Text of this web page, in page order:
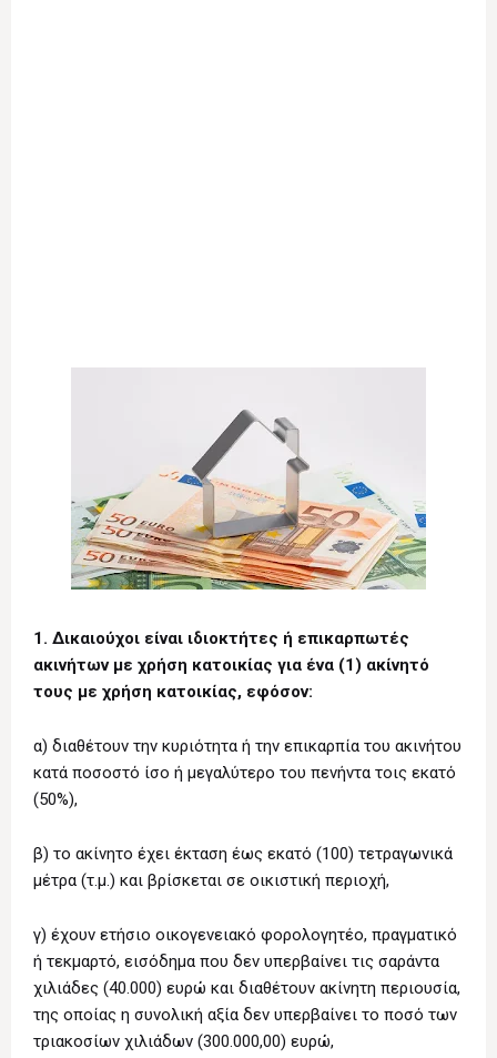
1. Δικαιούχοι είναι ιδιοκτήτες ή επικαρπωτές
ακινήτων με χρήση κατοικίας για ένα (1) ακίνητό
τους με χρήση κατοικίας, εφόσον:
α) διαθέτουν την κυριότητα ή την επικαρπία του ακινήτου
κατά ποσοστό ίσο ή μεγαλύτερο του πενήντα τοις εκατό
(50%),
β) το ακίνητο έχει έκταση έως εκατό (100) τετραγωνικά
μέτρα (τ.μ.) και βρίσκεται σε οικιστική περιοχή,
γ) έχουν ετήσιο οικογενειακό φορολογητέο, πραγματικό
ή τεκμαρτό, εισόδημα που δεν υπερβαίνει τις σαράντα
χιλιάδες (40.000) ευρώ και διαθέτουν ακίνητη περιουσία,
της οποίας η συνολική αξία δεν υπερβαίνει το ποσό των
τριακοσίων χιλιάδων (300.000,00) ευρώ,